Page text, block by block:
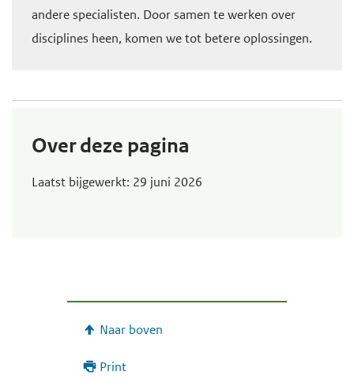
andere specialisten. Door samen te werken over
disciplines heen, komen we tot betere oplossingen.
Over deze pagina
Laatst bijgewerkt: 29 juni 2026
Naar boven
Print